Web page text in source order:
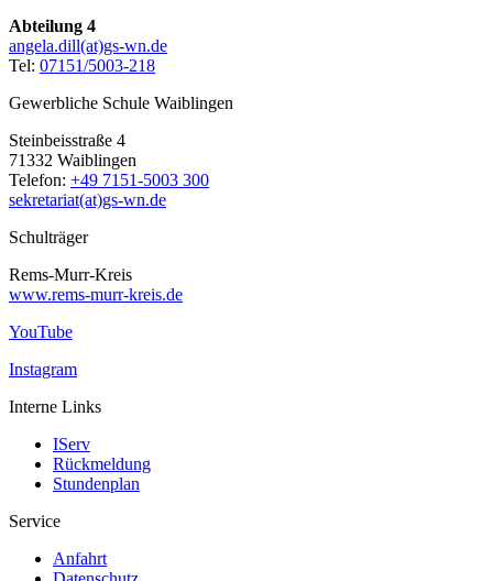
Abteilung 4
angela.dill(at)gs-wn.de
Tel: 07151/5003-218
Gewerbliche Schule Waiblingen
Steinbeisstraße 4
71332 Waiblingen
Telefon: +49 7151-5003 300
sekretariat(at)gs-wn.de
Schulträger
Rems-Murr-Kreis
www.rems-murr-kreis.de
YouTube
Instagram
Interne Links
IServ
Rückmeldung
Stundenplan
Service
Anfahrt